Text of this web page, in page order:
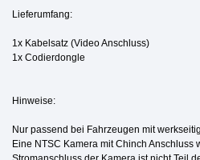
Lieferumfang:
1x Kabelsatz (Video Anschluss)
1x Codierdongle
Hinweise:
Nur passend bei Fahrzeugen mit
Eine NTSC Kamera mit Chinch Anschluss